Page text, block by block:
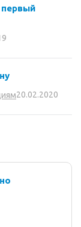
20.02.2020